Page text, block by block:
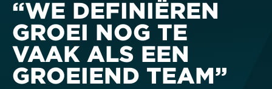
“WE DEFINIËREN
GROEI NOG TE
VAAK ALS EEN
GROEIEND TEAM”